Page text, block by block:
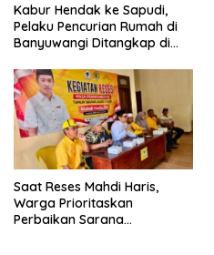
Kabur Hendak ke Sapudi,
Pelaku Pencurian Rumah di
Banyuwangi Ditangkap di
Saat Reses Mahdi Haris,
Warga Prioritaskan
Perbaikan Sarana